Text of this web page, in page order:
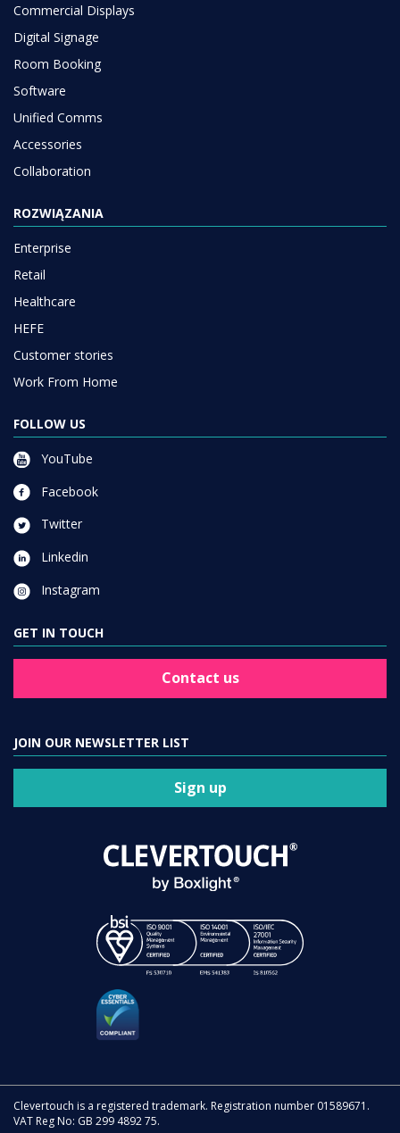
Commercial Displays
Digital Signage
Room Booking
Software
Unified Comms
Accessories
Collaboration
ROZWIĄZANIA
Enterprise
Retail
Healthcare
HEFE
Customer stories
Work From Home
FOLLOW US
YouTube
Facebook
Twitter
Linkedin
Instagram
GET IN TOUCH
Contact us
JOIN OUR NEWSLETTER LIST
Sign up
Clevertouch is a registered trademark. Registration number 01589671.
VAT Reg No: GB 299 4892 75.